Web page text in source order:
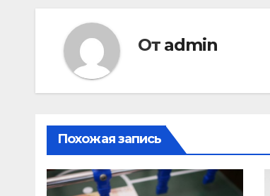
От admin
Похожая запись